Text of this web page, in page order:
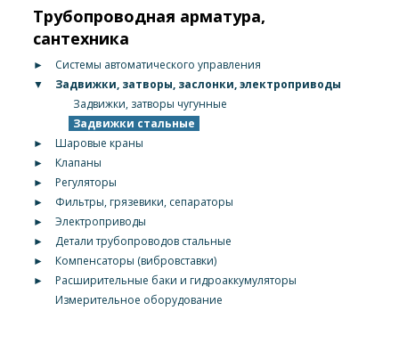
Трубопроводная арматура,
сантехника
►
Системы автоматического управления
▼
Задвижки, затворы, заслонки, электроприводы
Задвижки, затворы чугунные
Задвижки стальные
►
Шаровые краны
►
Клапаны
►
Регуляторы
►
Фильтры, грязевики, сепараторы
►
Электроприводы
►
Детали трубопроводов стальные
►
Компенсаторы (вибровставки)
►
Расширительные баки и гидроаккумуляторы
Измерительное оборудование